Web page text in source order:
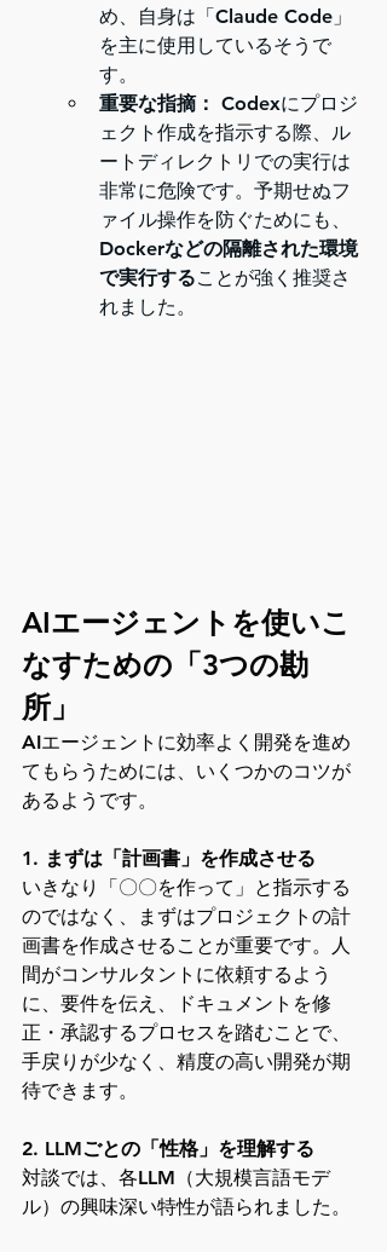
め、自身は「Claude Code」
を主に使用しているそうで
す。
重要な指摘： Codexにプロジ
ェクト作成を指示する際、ル
ートディレクトリでの実行は
非常に危険です。予期せぬフ
ァイル操作を防ぐためにも、
Dockerなどの隔離された環境
で実行することが強く推奨さ
れました。
AIエージェントを使いこ
なすための「3つの勘
所」
AIエージェントに効率よく開発を進め
てもらうためには、いくつかのコツが
あるようです。
1. まずは「計画書」を作成させる
いきなり「〇〇を作って」と指示する
のではなく、まずはプロジェクトの計
画書を作成させることが重要です。人
間がコンサルタントに依頼するよう
に、要件を伝え、ドキュメントを修
正・承認するプロセスを踏むことで、
手戻りが少なく、精度の高い開発が期
待できます。
2. LLMごとの「性格」を理解する
対談では、各LLM（大規模言語モデ
ル）の興味深い特性が語られました。